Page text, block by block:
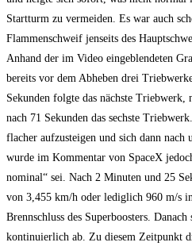
Startturm zu vermeiden. Es war auch
Flammenschweif jenseits des
Anhand der im Video eingeblendeten
bereits vor dem Abheben drei
Sekunden folgte das nächste Triebwerk,
nach 71 Sekunden das sechste
flacher aufzusteigen und sich dann nach
wurde im Kommentar von SpaceX
nominal“ sei. Nach 2 Minuten und 25
von 3,455 km/h oder lediglich 960 m/s
Brennschluss des Superboosters.
kontinuierlich ab. Zu diesem Zeitpunkt